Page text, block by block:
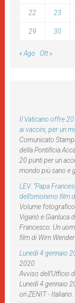
22 23
29 30
« Ago Ott »
Il Vaticano offre
ai vaccini, per un
Comunicato
della Pontificia
20 punti per un
mondo più sano e
LEV: “Papa
dell’omonimo film
Volume
Viganò e Gianluca
Francesco. Un
film di Wim
Lunedì 4 gennaio
2020
Avviso dell’Ufficio
Lunedì 4 gennaio
on ZENIT - Italiano.